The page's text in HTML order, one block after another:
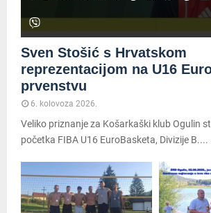
Sven Stošić s Hrvatskom
reprezentacijom na U16
prvenstvu
6. kolovoza 2026.
Veliko priznanje za Košarkaški klub Ogulin
početka FIBA U16 EuroBasketa, Divizije B....